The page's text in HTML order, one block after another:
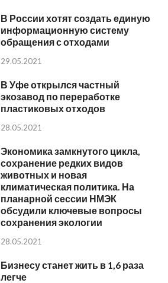
В России хотят создать единую
информационную систему
обращения с отходами
29.05.2021
В Уфе открылся частный
экозавод по переработке
пластиковых отходов
28.05.2021
Экономика замкнутого цикла,
сохранение редких видов
животных и новая
климатическая политика. На
планарной сессии НМЭК
обсудили ключевые вопросы
сохранения экологии
28.05.2021
Бизнесу станет жить в 1,6 раза
легче